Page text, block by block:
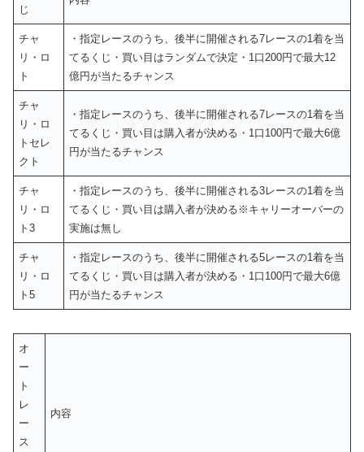
じ
チャ
リ・ロ
ト
・指定レースのうち、後半に開催される7レースの1着を当
てるくじ・買い目はランダムで決定・1口200円で最大12
億円が当たるチャンス
チャ
リ・ロ
トセレ
クト
・指定レースのうち、後半に開催される7レースの1着を当
てるくじ・買い目は購入者が決める・1口100円で最大6億
円が当たるチャンス
チャ
リ・ロ
ト3
・指定レースのうち、後半に開催される3レースの1着を当
てるくじ・買い目は購入者が決める※キャリーオーバーの
実施は無し
チャ
リ・ロ
ト5
・指定レースのうち、後半に開催される5レースの1着を当
てるくじ・買い目は購入者が決める・1口100円で最大6億
円が当たるチャンス
オ
ー
ト
レ
ー
ス
内容